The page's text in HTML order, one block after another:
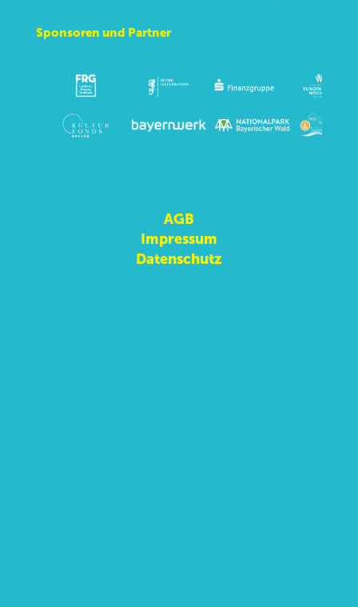
Sponsoren und Partner
AGB
Impressum
Datenschutz